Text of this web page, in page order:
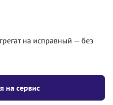
на сервис
на исправный — без